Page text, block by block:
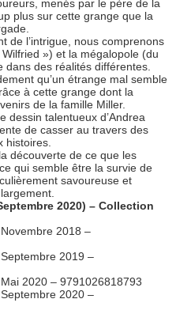
menés par le père de la
plus sur cette grange que la
de l’intrigue, nous comprenons
») et la mégalopole (du
des réalités différentes.
qu’un étrange mal semble
à cette grange dont la
de la famille Miller.
dessin talentueux d’Andrea
de casser au travers des
histoires.
découverte de ce que les
qui semble être la survie de
savoureuse et
2020) – Collection
2018 –
2019 –
2020 – 9791026818793
2020 –